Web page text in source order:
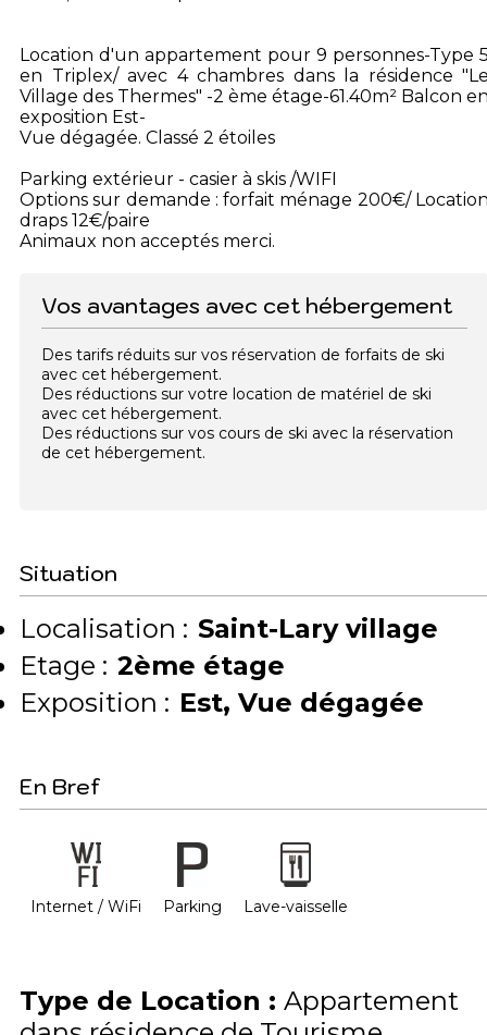
Location d'un appartement pour 9 personnes-Type
en Triplex/ avec 4 chambres dans la résidence
Village des Thermes" -2 ème étage-61.40m² Balcon
exposition Est-
Vue dégagée. Classé 2 étoiles
Parking extérieur - casier à skis /WIFI
Options sur demande : forfait ménage 200€/
draps 12€/paire
Animaux non acceptés merci.
Vos avantages avec cet hébergement
Des tarifs réduits sur vos réservation de forfaits de ski
avec cet hébergement.
Des réductions sur votre location de matériel de ski
avec cet hébergement.
Des réductions sur vos cours de ski avec la réservation
de cet hébergement.
Situation
Localisation : Saint-Lary village
Etage : 2ème étage
Exposition : Est Vue dégagée
En Bref
Internet / WiFi Parking Lave-vaisselle
Type de Location : Appartement